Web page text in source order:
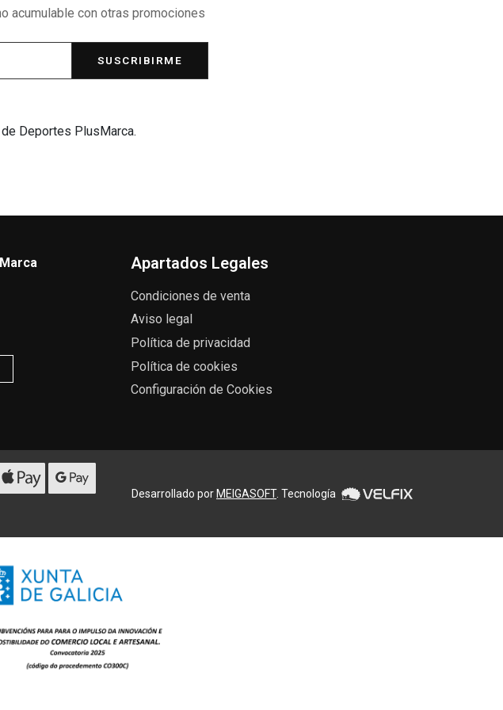
acumulable con otras promociones
SUSCRIBIRME
de Deportes PlusMarca.
Apartados Legales
Condiciones de venta
Aviso legal
Política de privacidad
Política de cookies
Configuración de Cookies
Desarrollado por MEIGASOFT. Tecnología